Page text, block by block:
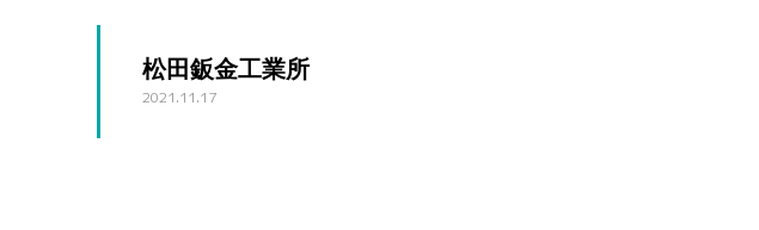
松田鈑金工業所
2021.11.17